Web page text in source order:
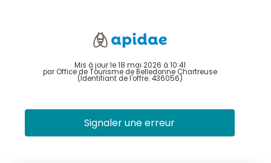
Mis à jour le 18 mai 2026 à 10:41
par Office de Tourisme de Belledonne Chartreuse
(Identifiant de l'offre: 436056)
Signaler une erreur